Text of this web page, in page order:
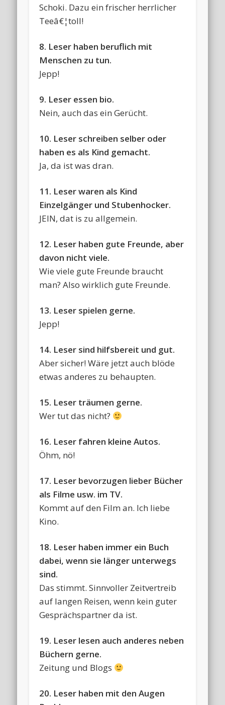
Schoki. Dazu ein frischer herrlicher
Teeâ€¦toll!
8. Leser haben beruflich mit
Menschen zu tun.
Jepp!
9. Leser essen bio.
Nein, auch das ein Gerücht.
10. Leser schreiben selber oder
haben es als Kind gemacht.
Ja, da ist was dran.
11. Leser waren als Kind
Einzelgänger und Stubenhocker.
JEIN, dat is zu allgemein.
12. Leser haben gute Freunde, aber
davon nicht viele.
Wie viele gute Freunde braucht
man? Also wirklich gute Freunde.
13. Leser spielen gerne.
Jepp!
14. Leser sind hilfsbereit und gut.
Aber sicher! Wäre jetzt auch blöde
etwas anderes zu behaupten.
15. Leser träumen gerne.
Wer tut das nicht?
16. Leser fahren kleine Autos.
Öhm, nö!
17. Leser bevorzugen lieber Bücher
als Filme usw. im TV.
Kommt auf den Film an. Ich liebe
Kino.
18. Leser haben immer ein Buch
dabei, wenn sie länger unterwegs
sind.
Das stimmt. Sinnvoller Zeitvertreib
auf langen Reisen, wenn kein guter
Gesprächspartner da ist.
19. Leser lesen auch anderes neben
Büchern gerne.
Zeitung und Blogs
20. Leser haben mit den Augen